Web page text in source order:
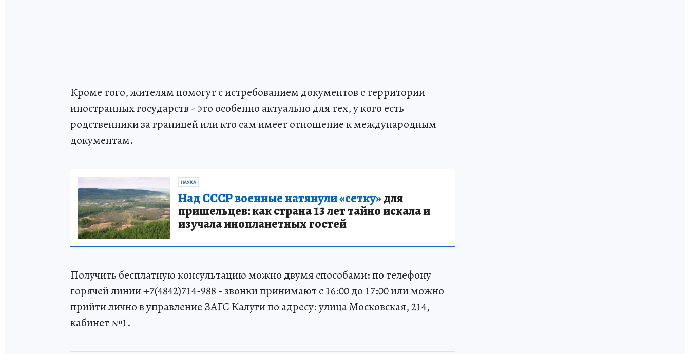
Кроме того, жителям помогут с истребованием документов с территории
иностранных государств - это особенно актуально для тех, у кого есть
родственники за границей или кто сам имеет отношение к международным
документам.
НАУКА
Над СССР военные натянули «сетку»для
пришельцев: как страна 13 лет тайно искала и
изучала инопланетных гостей
Получить бесплатную консультацию можно двумя способами: по телефону
горячей линии +7(4842)714-988 - звонки принимают с 16:00 до 17:00 или можно
прийти лично в управление ЗАГС Калуги по адресу: улица Московская, 214,
кабинет №1.